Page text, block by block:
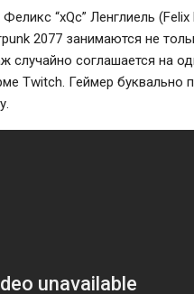
“xQc” Ленглиель
2077 занимаются не
случайно соглашается на
Twitch. Геймер буквально